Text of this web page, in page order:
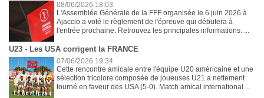
08/06/2026 18:03
L'Assemblée Générale de la FFF organisée le 6 juin 2026 à
Ajaccio a voté le règlement de l'épreuve qui débutera à
l'entrée prochaine. Retrouvez les principales informations. ...
U23 - Les USA corrigent la FRANCE
07/06/2026 19:34
Cette rencontre amicale entre l'équipe U20 américaine et une
sélection tricolore composée de joueuses U21 a nettement
tourné en faveur des USA (5-0). Match amical international ...